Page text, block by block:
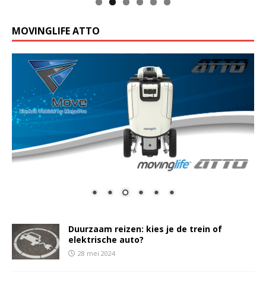
MOVINGLIFE ATTO
Duurzaam reizen: kies je de trein of
elektrische auto?
28 mei 2024